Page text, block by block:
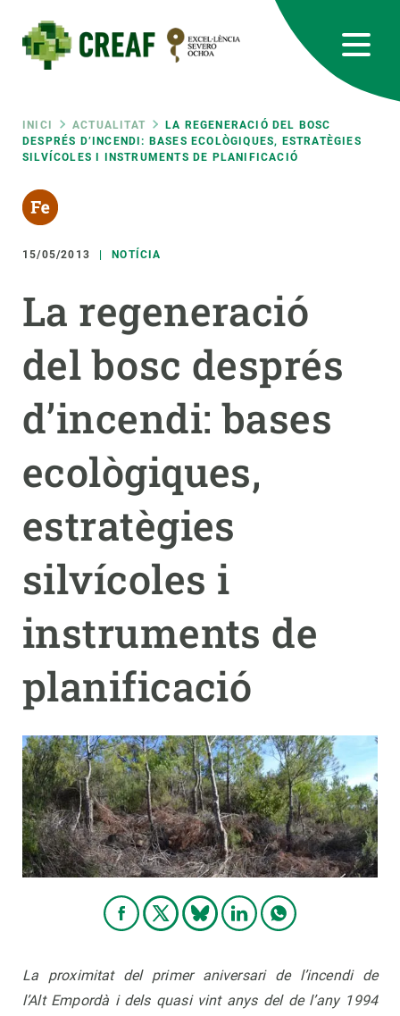
contingut
Fil
d'ariadna
INICI ACTUALITAT
LA REGENERACIÓ DEL BOSC
DESPRÉS D’INCENDI: BASES ECOLÒGIQUES, ESTRATÈGIES
SILVÍCOLES I INSTRUMENTS DE PLANIFICACIÓ
15/05/2013 NOTÍCIA
La regeneració
del bosc després
d’incendi: bases
ecològiques,
estratègies
silvícoles i
instruments de
planificació
La proximitat del primer aniversari de l’incendi de
l’Alt Empordà i dels quasi vint anys del de l’any 1994
RRSS
Featured
responsive
Responsive
menu
RECERCA
CIÈNCIA EN ACCIÓ
NOTÍCIES I AGENDA